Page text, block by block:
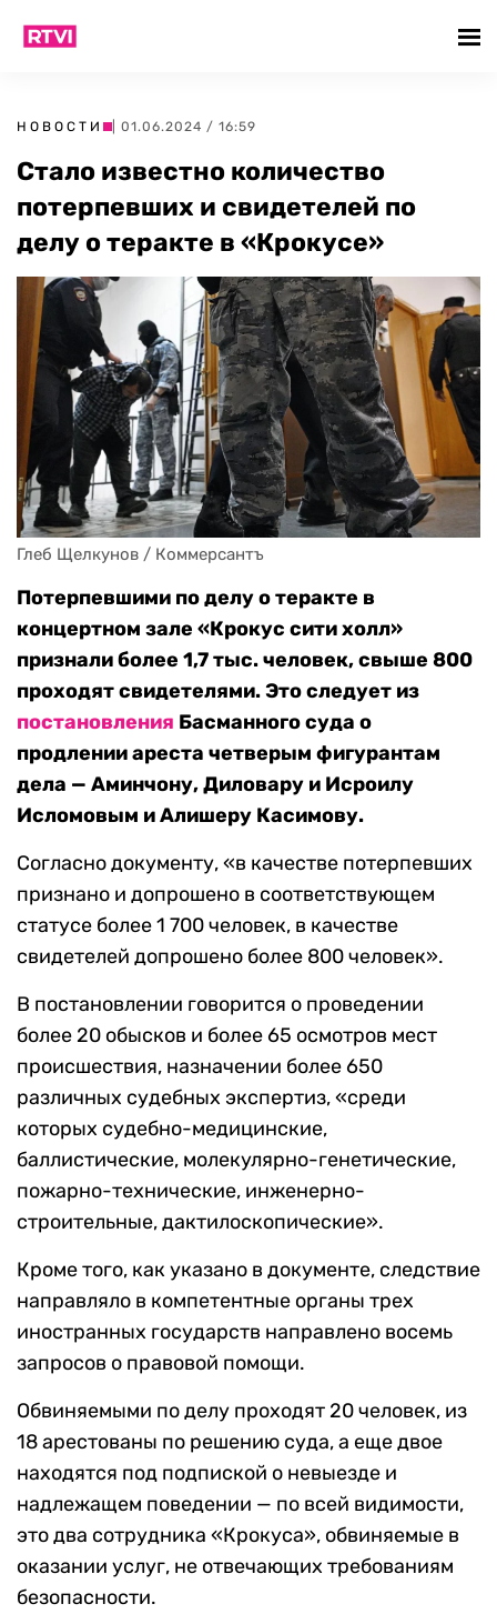
НОВОСТИ | 01.06.2024 / 16:59
Стало известно количество
потерпевших и свидетелей по
делу о теракте в «Крокусе»
Глеб Щелкунов / Коммерсантъ
Потерпевшими по делу о теракте в
концертном зале «Крокус сити холл»
признали более 1,7 тыс. человек, свыше 800
проходят свидетелями. Это следует из
постановления Басманного суда о
продлении ареста четверым фигурантам
дела — Аминчону, Диловару и Исроилу
Исломовым и Алишеру Касимову.
Согласно документу, «в качестве потерпевших
признано и допрошено в соответствующем
статусе более 1 700 человек, в качестве
свидетелей допрошено более 800 человек».
В постановлении говорится о проведении
более 20 обысков и более 65 осмотров мест
происшествия, назначении более 650
различных судебных экспертиз, «среди
которых судебно-медицинские,
баллистические, молекулярно-генетические,
пожарно-технические, инженерно-
строительные, дактилоскопические».
Кроме того, как указано в документе, следствие
направляло в компетентные органы трех
иностранных государств направлено восемь
запросов о правовой помощи.
Обвиняемыми по делу проходят 20 человек, из
18 арестованы по решению суда, а еще двое
находятся под подпиской о невыезде и
надлежащем поведении — по всей видимости,
это два сотрудника «Крокуса», обвиняемые в
оказании услуг, не отвечающих требованиям
безопасности.